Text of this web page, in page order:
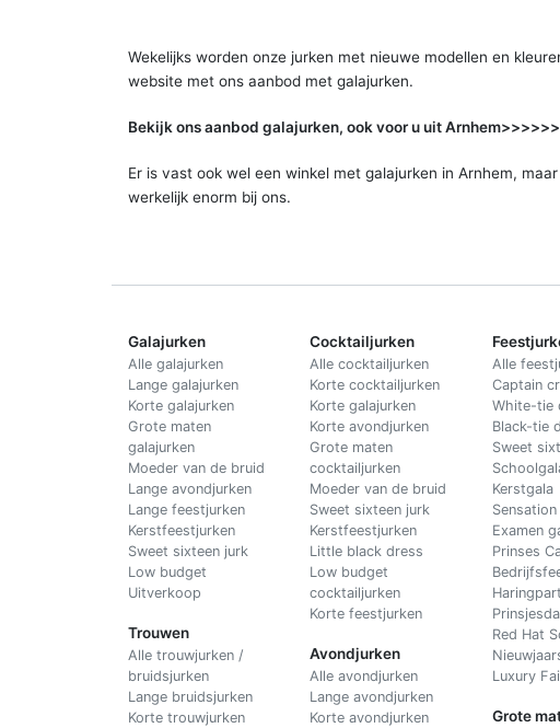
Wekelijks worden onze jurken met nieuwe modellen en
website met ons aanbod met galajurken.
Bekijk ons aanbod galajurken, ook voor u uit
Er is vast ook wel een winkel met galajurken in Arnhem,
werkelijk enorm bij ons.
Galajurken
Alle galajurken
Lange galajurken
Korte galajurken
Grote maten
galajurken
Moeder van de bruid
Lange avondjurken
Lange feestjurken
Kerstfeestjurken
Sweet sixteen jurk
Low budget
Uitverkoop
Trouwen
Alle trouwjurken /
bruidsjurken
Lange bruidsjurken
Korte trouwjurken
Cocktailjurken
Alle cocktailjurken
Korte cocktailjurken
Korte galajurken
Korte avondjurken
Grote maten
cocktailjurken
Moeder van de bruid
Sweet sixteen jurk
Kerstfeestjurken
Little black dress
Low budget
cocktailjurken
Korte feestjurken
Avondjurken
Alle avondjurken
Lange avondjurken
Korte avondjurken
Alle
Captain
White-tie
Black-tie
Sweet
Kerstgala
Examen
Prinses
Red Hat
Luxury
Grote